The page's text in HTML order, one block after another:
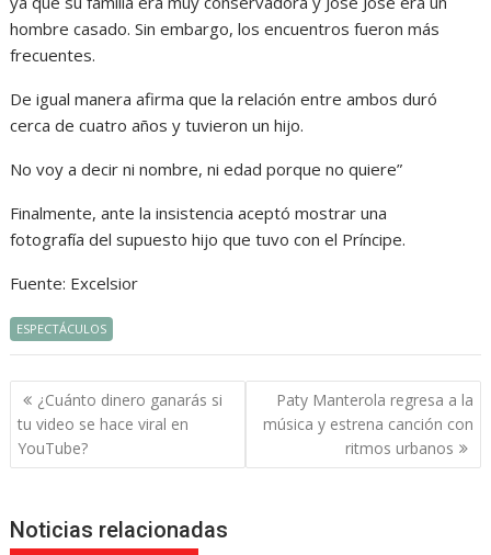
hombre casado. Sin embargo, los encuentros fueron más
frecuentes.
De igual manera afirma que la relación entre ambos duró
cerca de cuatro años y tuvieron un hijo.
No voy a decir ni nombre, ni edad porque no quiere”
Finalmente, ante la insistencia aceptó mostrar una
fotografía del supuesto hijo que tuvo con el Príncipe.
Fuente: Excelsior
ESPECTÁCULOS
Navegación
de
entradas
¿Cuánto dinero ganarás si
tu video se hace viral en
YouTube?
Paty Manterola regresa a la
música y estrena canción con
ritmos urbanos
Noticias relacionadas